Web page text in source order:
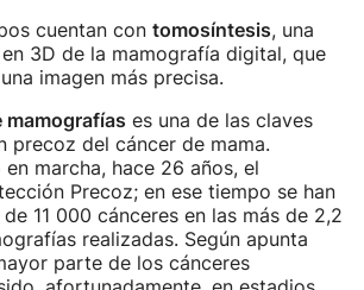
cuentan con tomosíntesis, una
3D de la mamografía digital, que
imagen más precisa.
mamografías es una de las claves
precoz del cáncer de mama.
marcha, hace 26 años, el
Precoz; en ese tiempo se han
11 000 cánceres en las más de 2,2
realizadas. Según apunta
parte de los cánceres